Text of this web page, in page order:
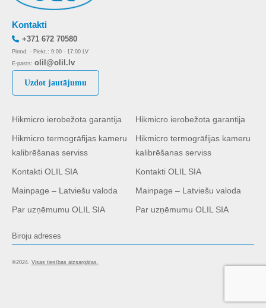
Hikmicro ierobežota garantija
Hikmicro termogrāfijas kameru
kalibrēšanas serviss
Kontakti OLIL SIA
Mainpage – Latviešu valoda
Par uzņēmumu OLIL SIA
Hikmicro ierobežota garantija
Hikmicro termogrāfijas kameru
kalibrēšanas serviss
Kontakti OLIL SIA
Mainpage – Latviešu valoda
Par uzņēmumu OLIL SIA
Kontakti
+371 672 70580
Pirmd. - Piekt.: 9:00 - 17:00 LV
E-pasts: olil@olil.lv
Uzdot jautājumu
Biroju adreses
©2024. Visas tiesības aizsargātas.